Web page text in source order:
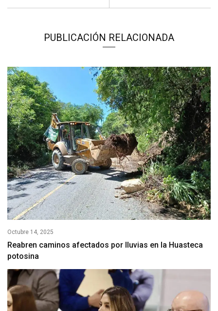
PUBLICACIÓN RELACIONADA
Octubre 14, 2025
Reabren caminos afectados por lluvias en la Huasteca
potosina